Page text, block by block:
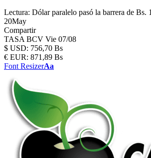
Lectura: Dólar paralelo pasó la barrera de Bs.
20May
Compartir
TASA BCV Vie 07/08
$ USD: 756,70 Bs
€ EUR: 871,89 Bs
Font ResizerAa